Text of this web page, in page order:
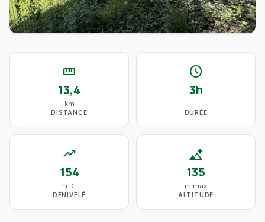
straighten
13,4
km
DISTANCE
schedule
3h
DURÉE
trending_up
154
m D+
DÉNIVELÉ
altitude
135
m max
ALTITUDE